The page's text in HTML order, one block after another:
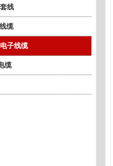
线
缆
子线缆
缆